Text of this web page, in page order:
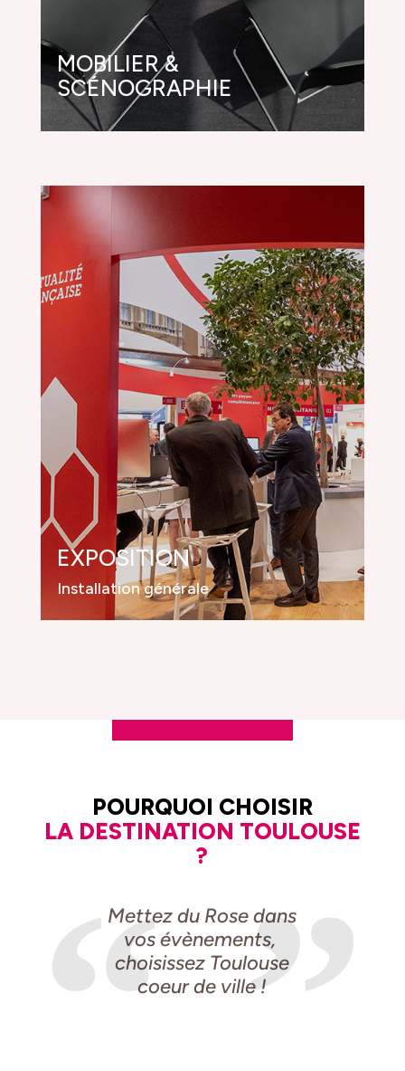
MOBILIER &
SCÉNOGRAPHIE
EXPOSITION
Installation générale
POURQUOI CHOISIR
LA DESTINATION TOULOUSE
?
Mettez du Rose dans
vos évènements,
choisissez Toulouse
coeur de ville !